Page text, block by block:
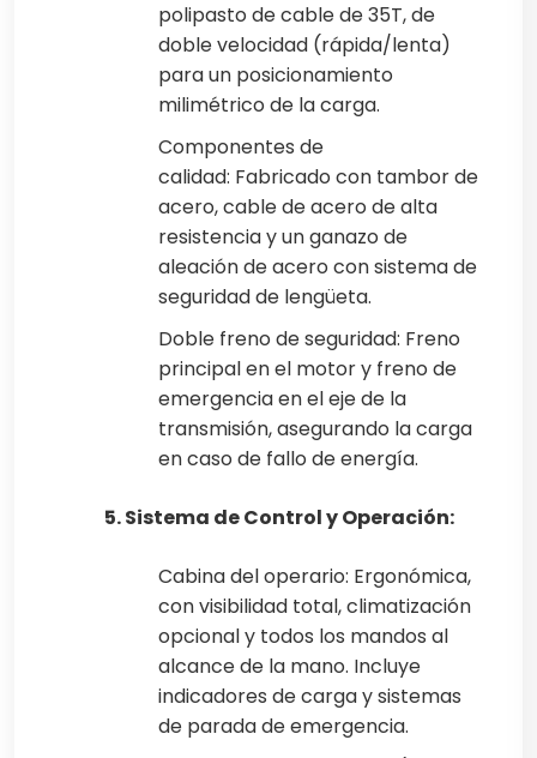
polipasto de cable de 35T, de
doble velocidad (rápida/lenta)
para un posicionamiento
milimétrico de la carga.
Componentes de
calidad: Fabricado con tambor de
acero, cable de acero de alta
resistencia y un ganazo de
aleación de acero con sistema de
seguridad de lengüeta.
Doble freno de seguridad: Freno
principal en el motor y freno de
emergencia en el eje de la
transmisión, asegurando la carga
en caso de fallo de energía.
5. Sistema de Control y Operación:
Cabina del operario: Ergonómica,
con visibilidad total, climatización
opcional y todos los mandos al
alcance de la mano. Incluye
indicadores de carga y sistemas
de parada de emergencia.